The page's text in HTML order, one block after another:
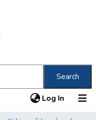
Search
Log In (current)